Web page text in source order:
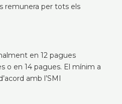
remunera per tots els
en 12 pagues
o en 14 pagues. El mínim a
amb l’SMI